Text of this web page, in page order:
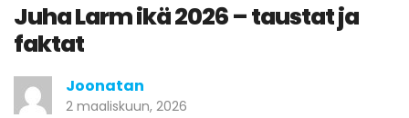
Juha Larm ikä 2026 – taustat ja
faktat
Joonatan
2 maaliskuun, 2026